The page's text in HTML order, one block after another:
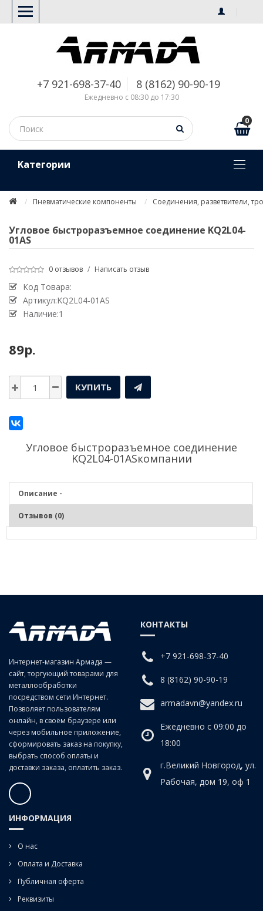
+7 921-698-37-40 8 (8162) 90-90-19
Ежедневно с 08:30 до 17:30
0
Kатегории
Пневматические компоненты Соединения, разветвители,
Угловое быстроразъемное соединение KQ2L04-
01AS
0 отзывов / Написать отзыв
Код Товара:
Артикул:KQ2L04-01AS
Наличие:1
89р.
КУПИТЬ
Угловое быстроразъемное соединение
KQ2L04-01ASкомпании
Описание -
Отзывов (0)
Интернет-магазин Армада —
сайт, торгующий товарами для
металлообработки
посредством сети Интернет.
Позволяет пользователям
онлайн, в своём браузере или
через мобильное приложение,
сформировать заказ на покупку,
выбрать способ оплаты и
доставки заказа, оплатить заказ.
КОНТАКТЫ
+7 921-698-37-40
8 (8162) 90-90-19
armadavn@yandex.ru
Ежедневно с 09:00 до
18:00
г.Великий Новгород, ул.
Рабочая, дом 19, оф 1
ИНФОРМАЦИЯ
О нас
Оплата и Доставка
Публичная оферта
Реквизиты